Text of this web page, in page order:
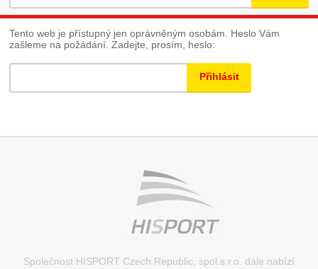
Tento web je přístupný jen oprávněným osobám. Heslo Vám
zašleme na požádání. Zadejte, prosím, heslo:
Společnost HISPORT Czech Republic, spol.s r.o. dále nabízí